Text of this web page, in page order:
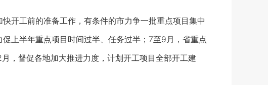
工前的准备工作，有条件的市力争一批重点项目集中
上半年重点项目时间过半、任务过半；7至9月，省重点
，督促各地加大推进力度，计划开工项目全部开工建